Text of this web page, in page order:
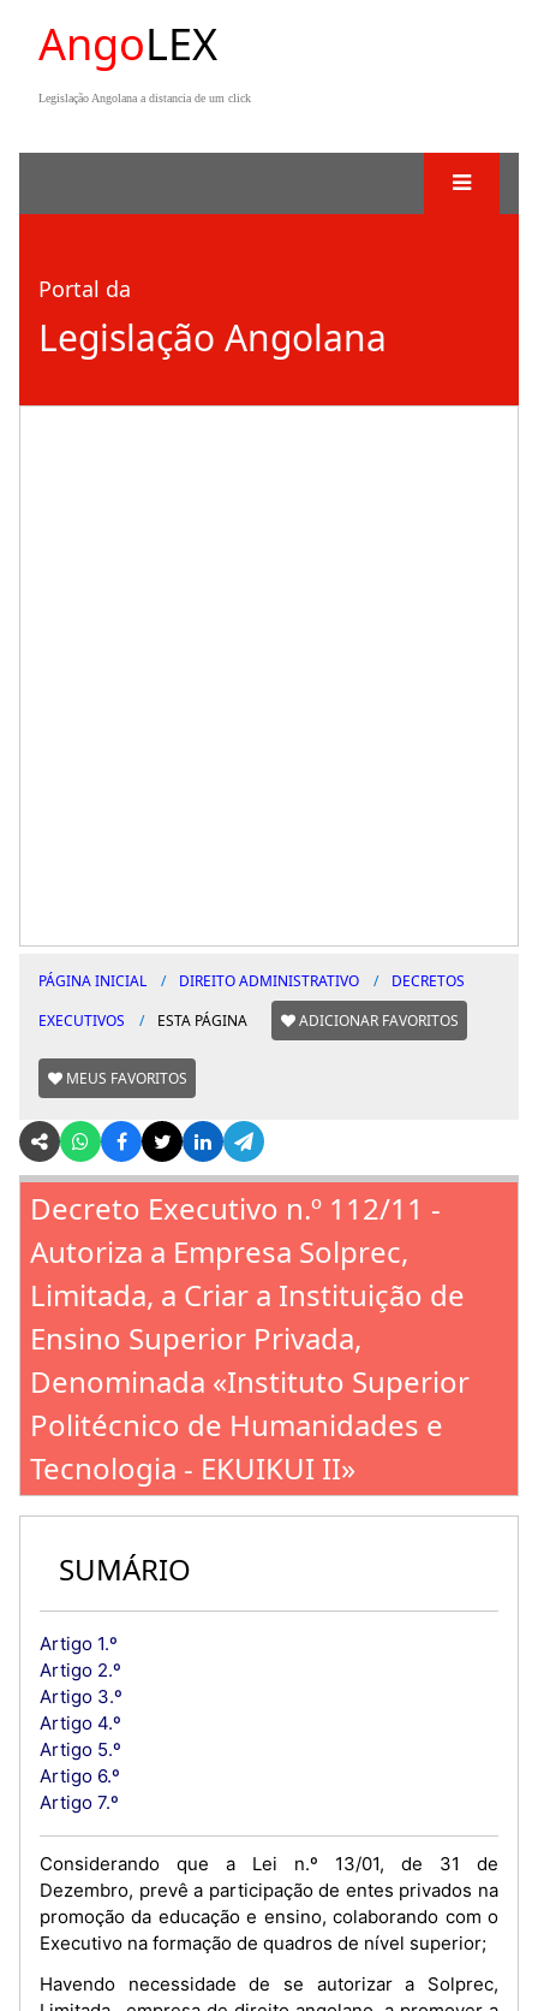
AngoLEX
Legislação Angolana a distancia de um click
Portal da
Legislação Angolana
PÁGINA INICIAL DIREITO ADMINISTRATIVO
DECRETOS
EXECUTIVOS
ESTA PÁGINA ADICIONAR FAVORITOS
MEUS FAVORITOS
Decreto Executivo n.º 112/11 -
Autoriza a Empresa Solprec,
Limitada, a Criar a Instituição de
Ensino Superior Privada,
Denominada «Instituto Superior
Politécnico de Humanidades e
Tecnologia - EKUIKUI II»
SUMÁRIO
Artigo 1.º
Artigo 2.º
Artigo 3.º
Artigo 4.º
Artigo 5.º
Artigo 6.º
Artigo 7.º
Considerando que a Lei n.º 13/01, de 31 de
Dezembro, prevê a participação de entes privados na
promoção da educação e ensino, colaborando com o
Executivo na formação de quadros de nível superior;
Havendo necessidade de se autorizar a Solprec,